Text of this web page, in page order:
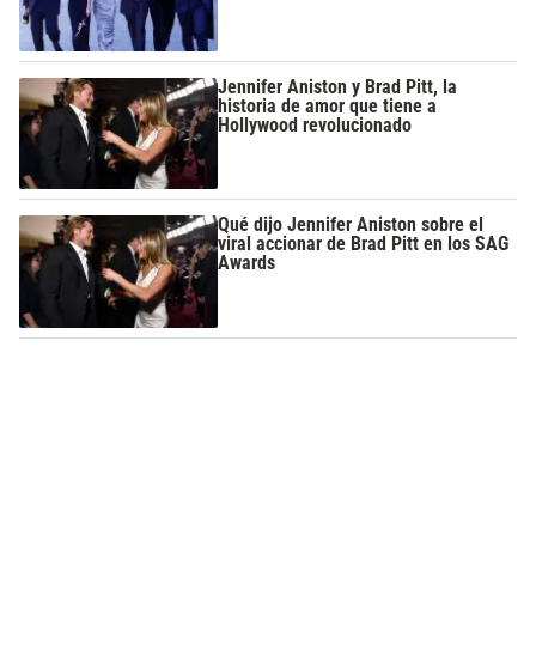
Jennifer Aniston y Brad Pitt, la
historia de amor que tiene a
Hollywood revolucionado
Qué dijo Jennifer Aniston sobre el
viral accionar de Brad Pitt en los SAG
Awards